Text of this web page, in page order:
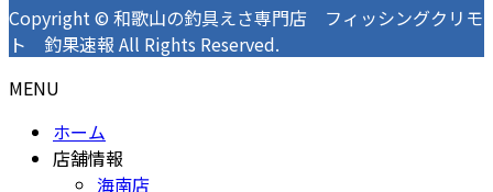
Copyright © 和歌山の釣具えさ専門店 フィッシングクリモ
ト 釣果速報 All Rights Reserved.
MENU
ホーム
店舗情報
海南店